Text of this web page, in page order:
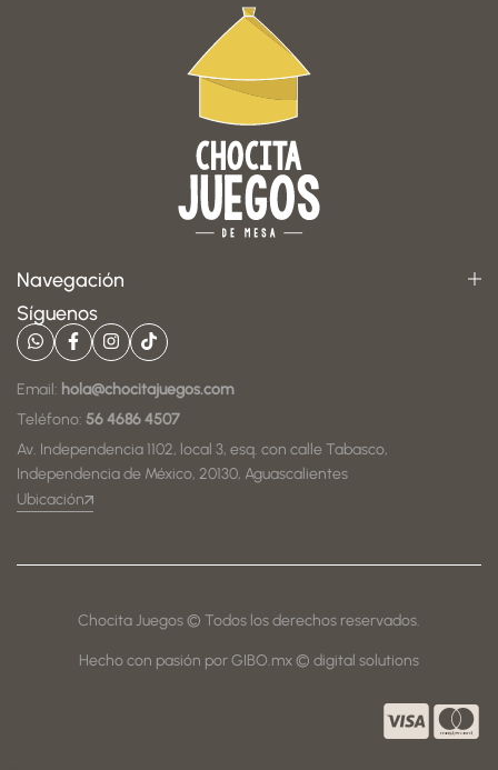
Navegación
Síguenos
Email: hola@chocitajuegos.com
Teléfono: 56 4686 4507
Av. Independencia 1102, local 3, esq. con calle Tabasco,
Independencia de México, 20130, Aguascalientes
Ubicación
Chocita Juegos © Todos los derechos reservados.
Hecho con pasión por GIBO.mx © digital solutions